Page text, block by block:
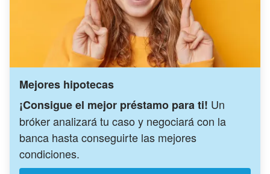
Mejores hipotecas
¡Consigue el mejor préstamo para ti! Un
bróker analizará tu caso y negociará con la
banca hasta conseguirte las mejores
condiciones.